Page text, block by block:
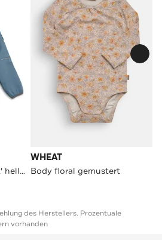
Softshelljacke 'LWSefrit' hellblau
WHEAT
Body floral gemustert
des Herstellers. Prozentuale
vorhanden